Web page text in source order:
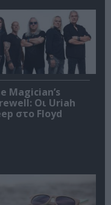
Magician’s
Οι Uriah
στο Floyd